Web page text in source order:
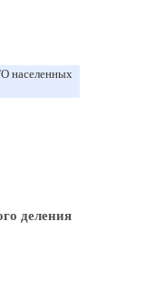
населенных
деления